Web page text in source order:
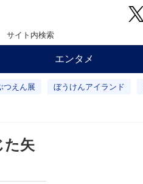
サイト内検索
エンタメ
つえん展 ぼうけんアイランド
た矢